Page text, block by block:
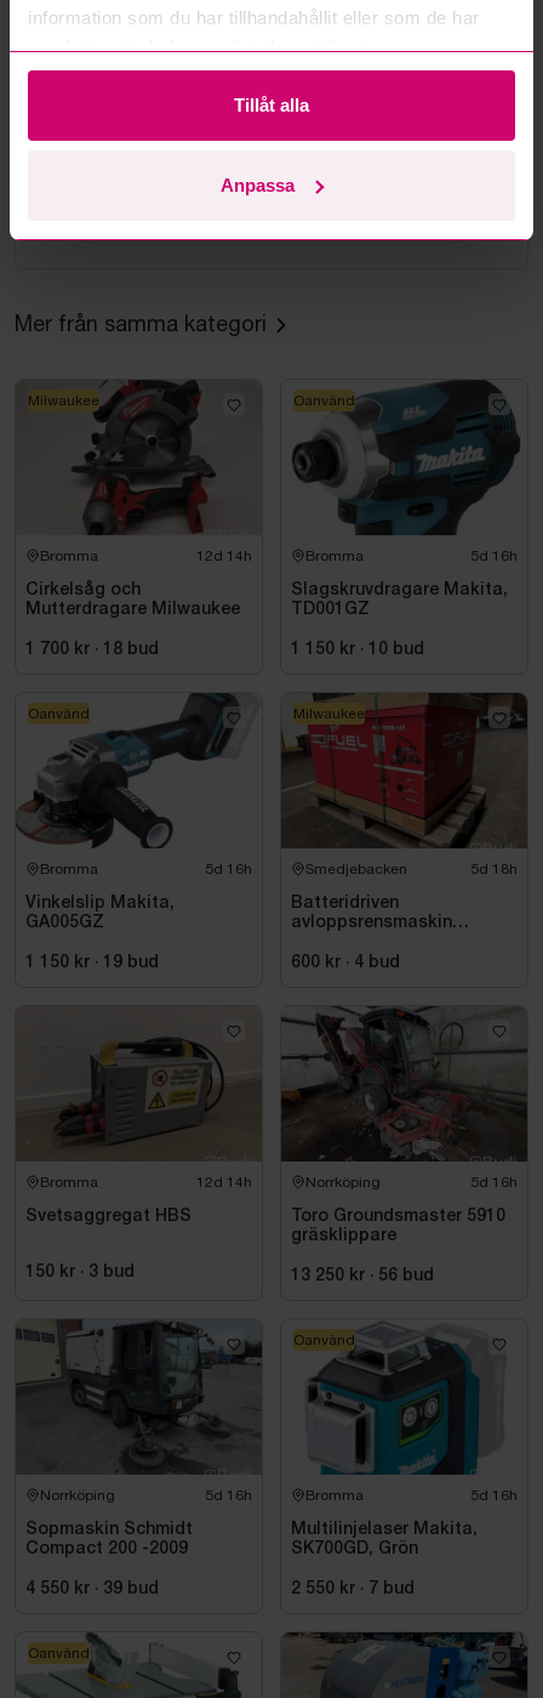
information som du har tillhandahållit eller som de har
samlat in när du har använt deras tjänster.
Tillåt alla
Anpassa
Mer från samma kategori
Bromma 12d 14h
Cirkelsåg och
Mutterdragare Milwaukee
1 700 kr · 18 bud
Milwaukee
Bromma 5d 16h
Slagskruvdragare Makita,
TD001GZ
1 150 kr · 10 bud
Oanvänd
Bromma 5d 16h
Vinkelslip Makita,
GA005GZ
1 150 kr · 19 bud
Oanvänd
Smedjebacken 5d 18h
Batteridriven
avloppsrensmaskin
FSSM-121 | Oanvänd
600 kr · 4 bud
Milwaukee
Bromma 12d 14h
Svetsaggregat HBS
150 kr · 3 bud
Norrköping 5d 16h
Toro Groundsmaster 5910
gräsklippare
13 250 kr · 56 bud
Norrköping 5d 16h
Sopmaskin Schmidt
Compact 200 -2009
4 550 kr · 39 bud
Bromma 5d 16h
Multilinjelaser Makita,
SK700GD, Grön
2 550 kr · 7 bud
Oanvänd
Oanvänd